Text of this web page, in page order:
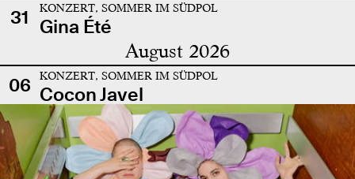
31
KONZERT, SOMMER IM SÜDPOL
Gina Été
August 2026
06 KONZERT, SOMMER IM SÜDPOL
Cocon Javel